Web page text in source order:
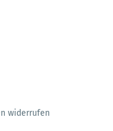
widerrufen